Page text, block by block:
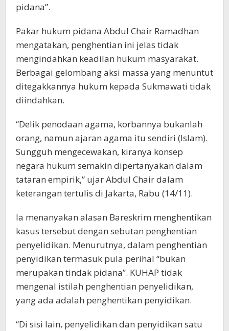
pidana”.
Pakar hukum pidana Abdul Chair Ramadhan
mengatakan, penghentian ini jelas tidak
mengindahkan keadilan hukum masyarakat.
Berbagai gelombang aksi massa yang menuntut
ditegakkannya hukum kepada Sukmawati tidak
diindahkan.
“Delik penodaan agama, korbannya bukanlah
orang, namun ajaran agama itu sendiri (Islam).
Sungguh mengecewakan, kiranya konsep
negara hukum semakin dipertanyakan dalam
tataran empirik,” ujar Abdul Chair dalam
keterangan tertulis di Jakarta, Rabu (14/11).
Ia menanyakan alasan Bareskrim menghentikan
kasus tersebut dengan sebutan penghentian
penyelidikan. Menurutnya, dalam penghentian
penyidikan termasuk pula perihal “bukan
merupakan tindak pidana”. KUHAP tidak
mengenal istilah penghentian penyelidikan,
yang ada adalah penghentikan penyidikan.
“Di sisi lain, penyelidikan dan penyidikan satu